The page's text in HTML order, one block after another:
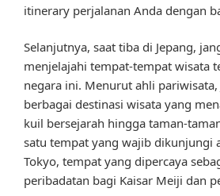
itinerary perjalanan Anda dengan
Selanjutnya, saat tiba di Jepang,
menjelajahi tempat-tempat wisata
negara ini. Menurut ahli
berbagai destinasi wisata yang
kuil bersejarah hingga taman-
satu tempat yang wajib dikunjungi
Tokyo, tempat yang dipercaya
peribadatan bagi Kaisar Meiji dan